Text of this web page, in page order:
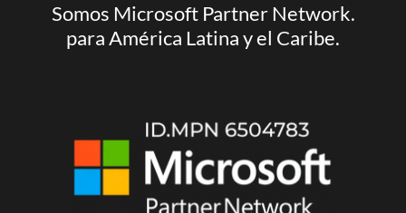
Somos Microsoft Partner Network.
para América Latina y el Caribe.